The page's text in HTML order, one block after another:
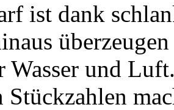
ist dank
Wasser und
Stückzahlen